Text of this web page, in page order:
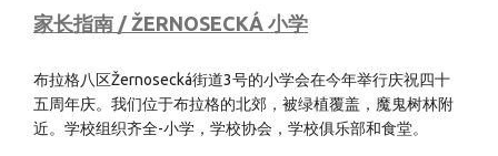
家长指南 / ŽERNOSECKÁ 小学
布拉格八区Žernosecká街道3号的小学会在今年举行庆祝四十
五周年庆。我们位于布拉格的北郊，被绿植覆盖，魔鬼树林附
近。学校组织齐全-小学，学校协会，学校俱乐部和食堂。